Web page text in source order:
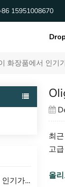
15951008670
화장품에서 인기
엇입니까?
최
고
올